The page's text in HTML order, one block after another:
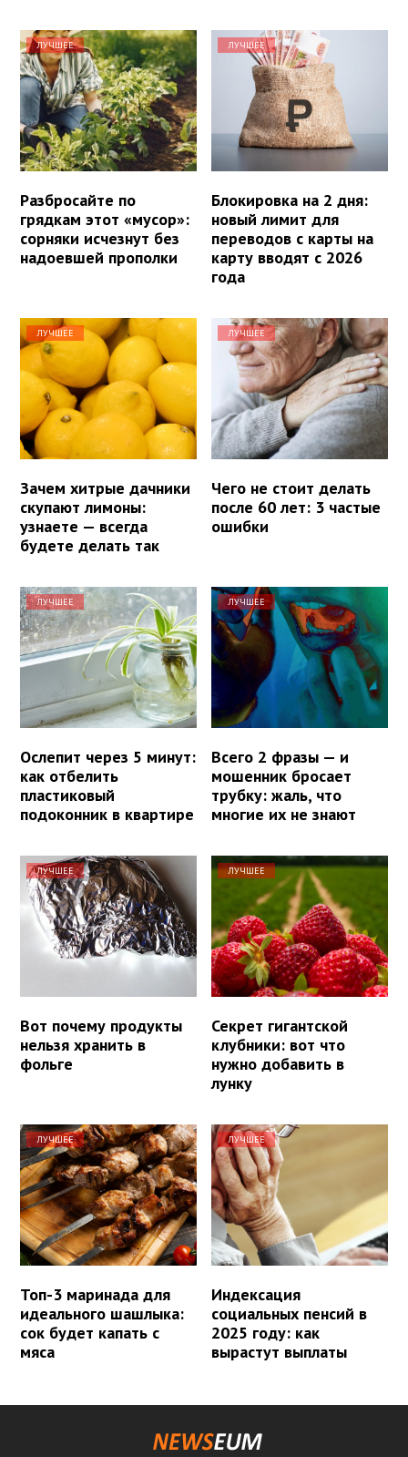
ЛУЧШЕЕ
Разбросайте по
грядкам этот «мусор»:
сорняки исчезнут без
надоевшей прополки
ЛУЧШЕЕ
Блокировка на 2 дня:
новый лимит для
переводов с карты на
карту вводят с 2026
года
ЛУЧШЕЕ
Зачем хитрые дачники
скупают лимоны:
узнаете — всегда
будете делать так
ЛУЧШЕЕ
Чего не стоит делать
после 60 лет: 3 частые
ошибки
ЛУЧШЕЕ
Ослепит через 5 минут:
как отбелить
пластиковый
подоконник в квартире
ЛУЧШЕЕ
Всего 2 фразы — и
мошенник бросает
трубку: жаль, что
многие их не знают
ЛУЧШЕЕ
Вот почему продукты
нельзя хранить в
фольге
ЛУЧШЕЕ
Секрет гигантской
клубники: вот что
нужно добавить в
лунку
ЛУЧШЕЕ
Топ-3 маринада для
идеального шашлыка:
сок будет капать с
мяса
ЛУЧШЕЕ
Индексация
социальных пенсий в
2025 году: как
вырастут выплаты